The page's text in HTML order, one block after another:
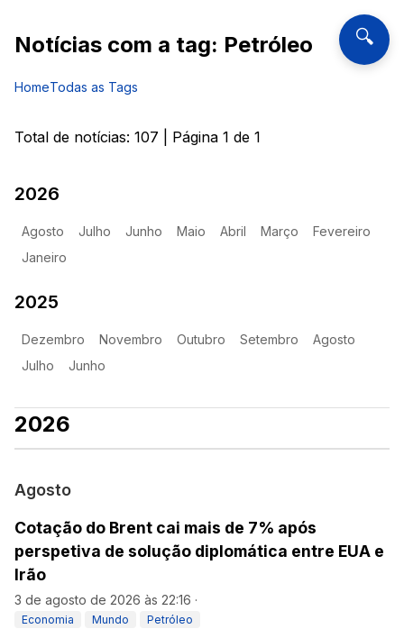
🔍
Notícias com a tag: Petróleo
HomeTodas as Tags
Total de notícias: 107 | Página 1 de 1
2026
Agosto Julho Junho Maio Abril Março
Fevereiro
Janeiro
2025
Dezembro Novembro Outubro Setembro
Agosto
Julho
Junho
2026
Agosto
Cotação do Brent cai mais de 7% após
perspetiva de solução diplomática entre EUA e
Irão
3 de agosto de 2026 às 22:16 ·
Economia Mundo Petróleo